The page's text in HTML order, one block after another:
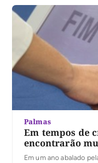
esta sexta-feira, 07,
inscrições serão
Palmas
Em tempos de
encontrarão
Em um ano abalado